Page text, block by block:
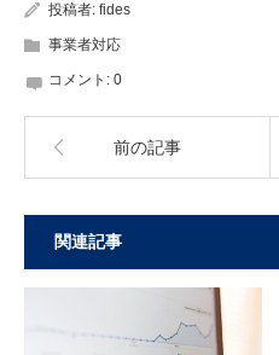
投稿者: fides
事業者対応
コメント: 0
前の記事
関連記事